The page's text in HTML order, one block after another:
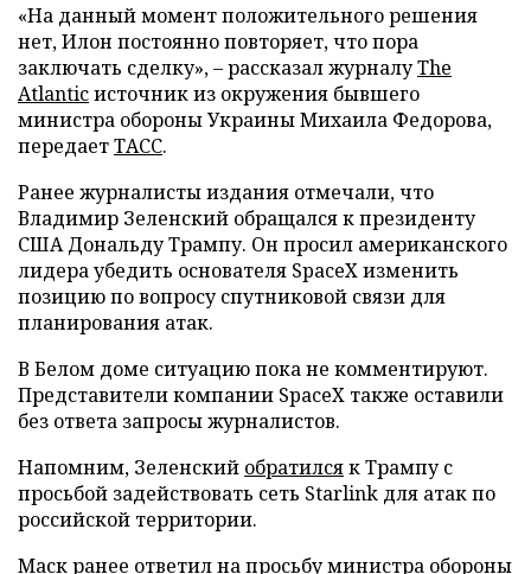
«На данный момент положительного решения
нет, Илон постоянно повторяет, что пора
заключать сделку», – рассказал журналуThe
Atlanticисточник из окружения бывшего
министра обороны Украины Михаила Федорова,
передаетТАСС.
Ранее журналисты издания отмечали, что
Владимир Зеленский обращался к президенту
США Дональду Трампу. Он просил американского
лидера убедить основателя SpaceX изменить
позицию по вопросу спутниковой связи для
планирования атак.
В Белом доме ситуацию пока не комментируют.
Представители компании SpaceX также оставили
без ответа запросы журналистов.
Напомним, Зеленский обратилсяк Трампу с
просьбой задействовать сеть Starlink для атак по
российской территории.
Маск ранее ответилна просьбу министра обороны